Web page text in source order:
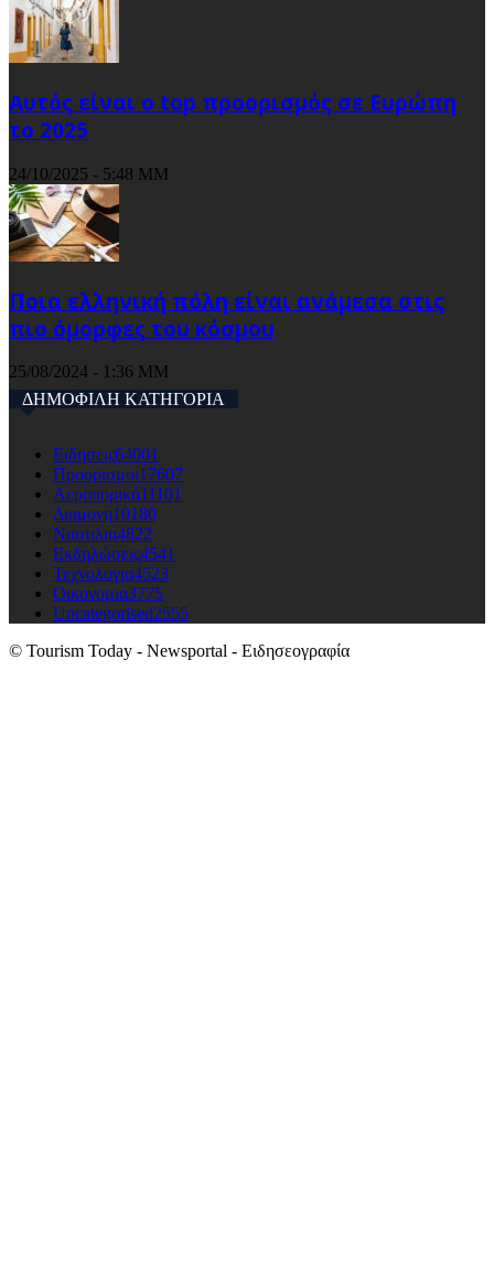
Αυτός είναι ο top προορισμός σε Ευρώπη
το 2025
24/10/2025 - 5:48 ΜΜ
Ποια ελληνική πόλη είναι ανάμεσα στις
πιο όμορφες του κόσμου
25/08/2024 - 1:36 ΜΜ
ΔΗΜΟΦΙΛΗ ΚΑΤΗΓΟΡΙΑ
Ειδησεις64001
Προορισμοι17607
Αεροπορικά11101
Διαμονη10180
Ναυτιλια4822
Εκδηλώσεις4541
Τεχνολογια4523
Οικονομια3775
Uncategorised2555
© Tourism Today - Newsportal - Ειδησεογραφία